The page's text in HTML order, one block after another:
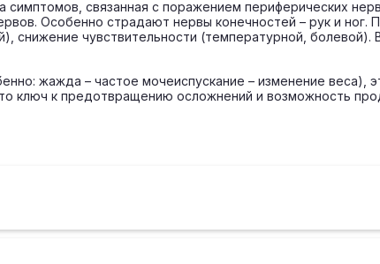
симптомов, связанная с поражением периферических
Особенно страдают нервы конечностей – рук и ног.
снижение чувствительности (температурной, болевой).
жажда – частое мочеиспускание – изменение веса),
ключ к предотвращению осложнений и возможность